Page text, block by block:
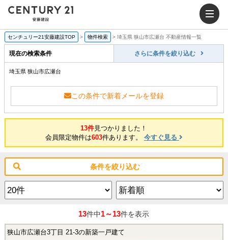
センチュリー21安藤建設TOP > 物件検索 > 埼玉県 狭山市広瀬台 不動産情報一覧
現在の検索条件 さらに条件を絞り込む
埼玉県 狭山市広瀬台
この条件で新着メールを登録
13件見つかりました！
会員限定物件は603件あります。 今すぐ見る
条件を絞り込む
13件中1～13件を表示
狭山市広瀬台3丁目 21-3の新築一戸建て